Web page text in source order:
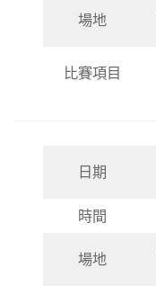
場地
比賽項目
日期
時間
場地